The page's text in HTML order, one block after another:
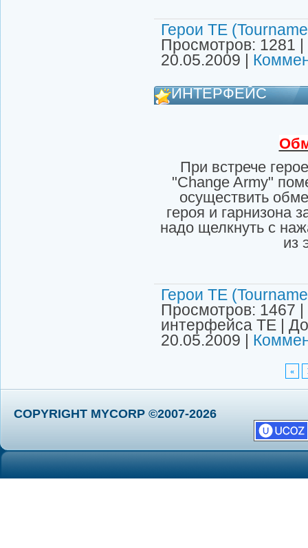
Герои ТЕ
Просмотров: 1281
20.05.2009 |
ИНТЕРФЕЙС
При встрече
"Change Army"
осуществить
героя и гарнизона
надо щелкнуть с
из
Герои ТЕ
Просмотров: 1467
интерфейса ТЕ |
20.05.2009 |
«
COPYRIGHT MYCORP ©2007-2026